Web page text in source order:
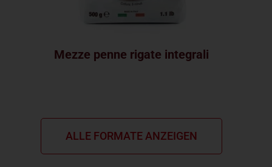
Mezze penne rigate integrali
ALLE FORMATE ANZEIGEN